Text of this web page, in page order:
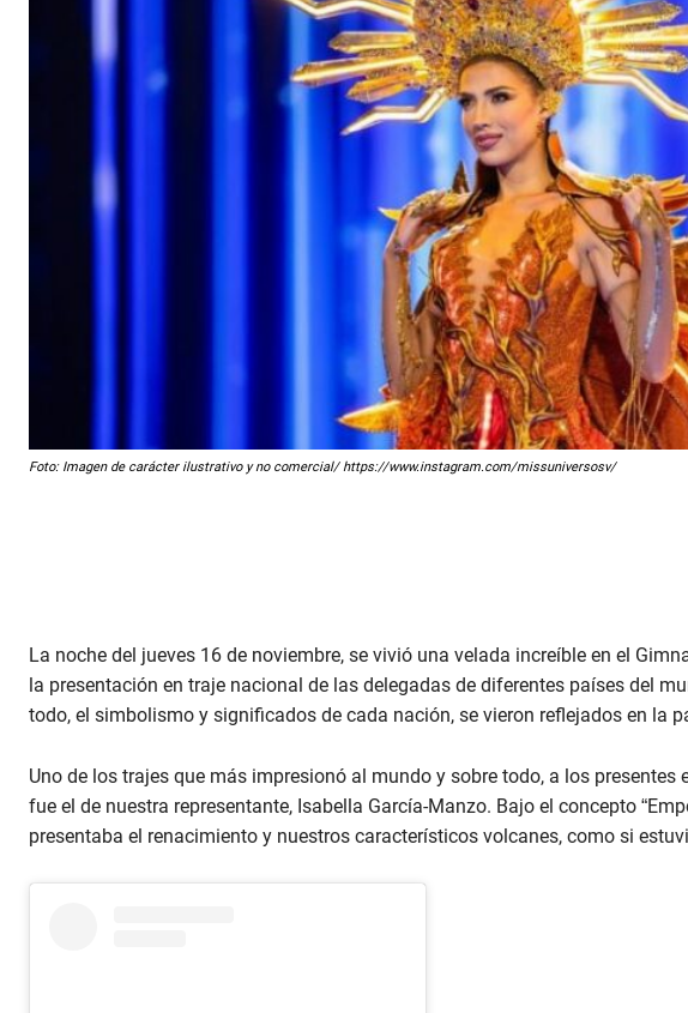
Foto: Imagen de carácter ilustrativo y no comercial/ https://www.instagram.com/missuniversosv/
La noche del jueves 16 de noviembre, se vivió una velada increíble en el
la presentación en traje nacional de las delegadas de diferentes países del
todo, el simbolismo y significados de cada nación, se vieron reflejados en la
Uno de los trajes que más impresionó al mundo y sobre todo, a los
fue el de nuestra representante, Isabella García-Manzo. Bajo el concepto
presentaba el renacimiento y nuestros característicos volcanes, como si